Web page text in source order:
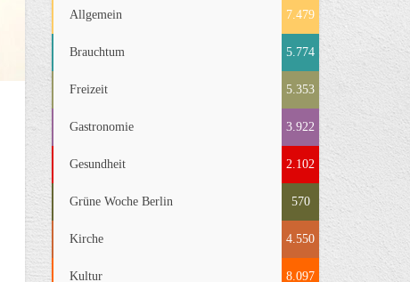
Allgemein 7.479
Brauchtum 5.774
Freizeit 5.353
Gastronomie 3.922
Gesundheit 2.102
Grüne Woche Berlin 570
Kirche 4.550
Kultur 8.097